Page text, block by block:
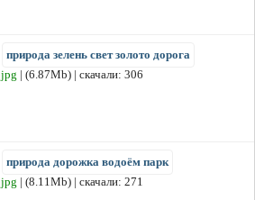
природа зелень свет золото дорога
jpg | (6.87Mb) | скачали: 306
природа дорожка водоём парк
jpg | (8.11Mb) | скачали: 271